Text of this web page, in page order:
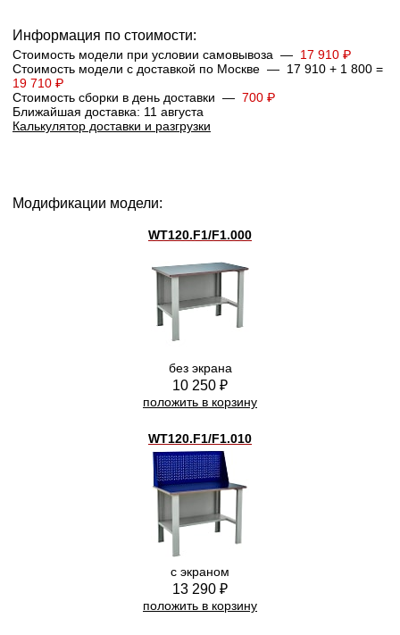
Информация по стоимости:
Стоимость модели при условии самовывоза — 17 910 ₽
Стоимость модели с доставкой по Москве — 17 910 + 1 800 =
19 710 ₽
Стоимость сборки в день доставки — 700 ₽
Ближайшая доставка: 11 августа
Калькулятор доставки и разгрузки
Модификации модели:
WT120.F1/F1.000
без экрана
10 250 ₽
положить в корзину
WT120.F1/F1.010
с экраном
13 290 ₽
положить в корзину